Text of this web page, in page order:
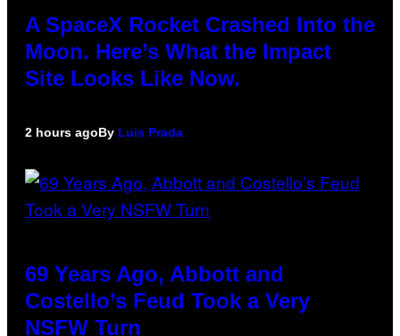
A SpaceX Rocket Crashed Into the
Moon. Here’s What the Impact
Site Looks Like Now.
2 hours agoBy Luis Prada
69 Years Ago, Abbott and
Costello’s Feud Took a Very
NSFW Turn